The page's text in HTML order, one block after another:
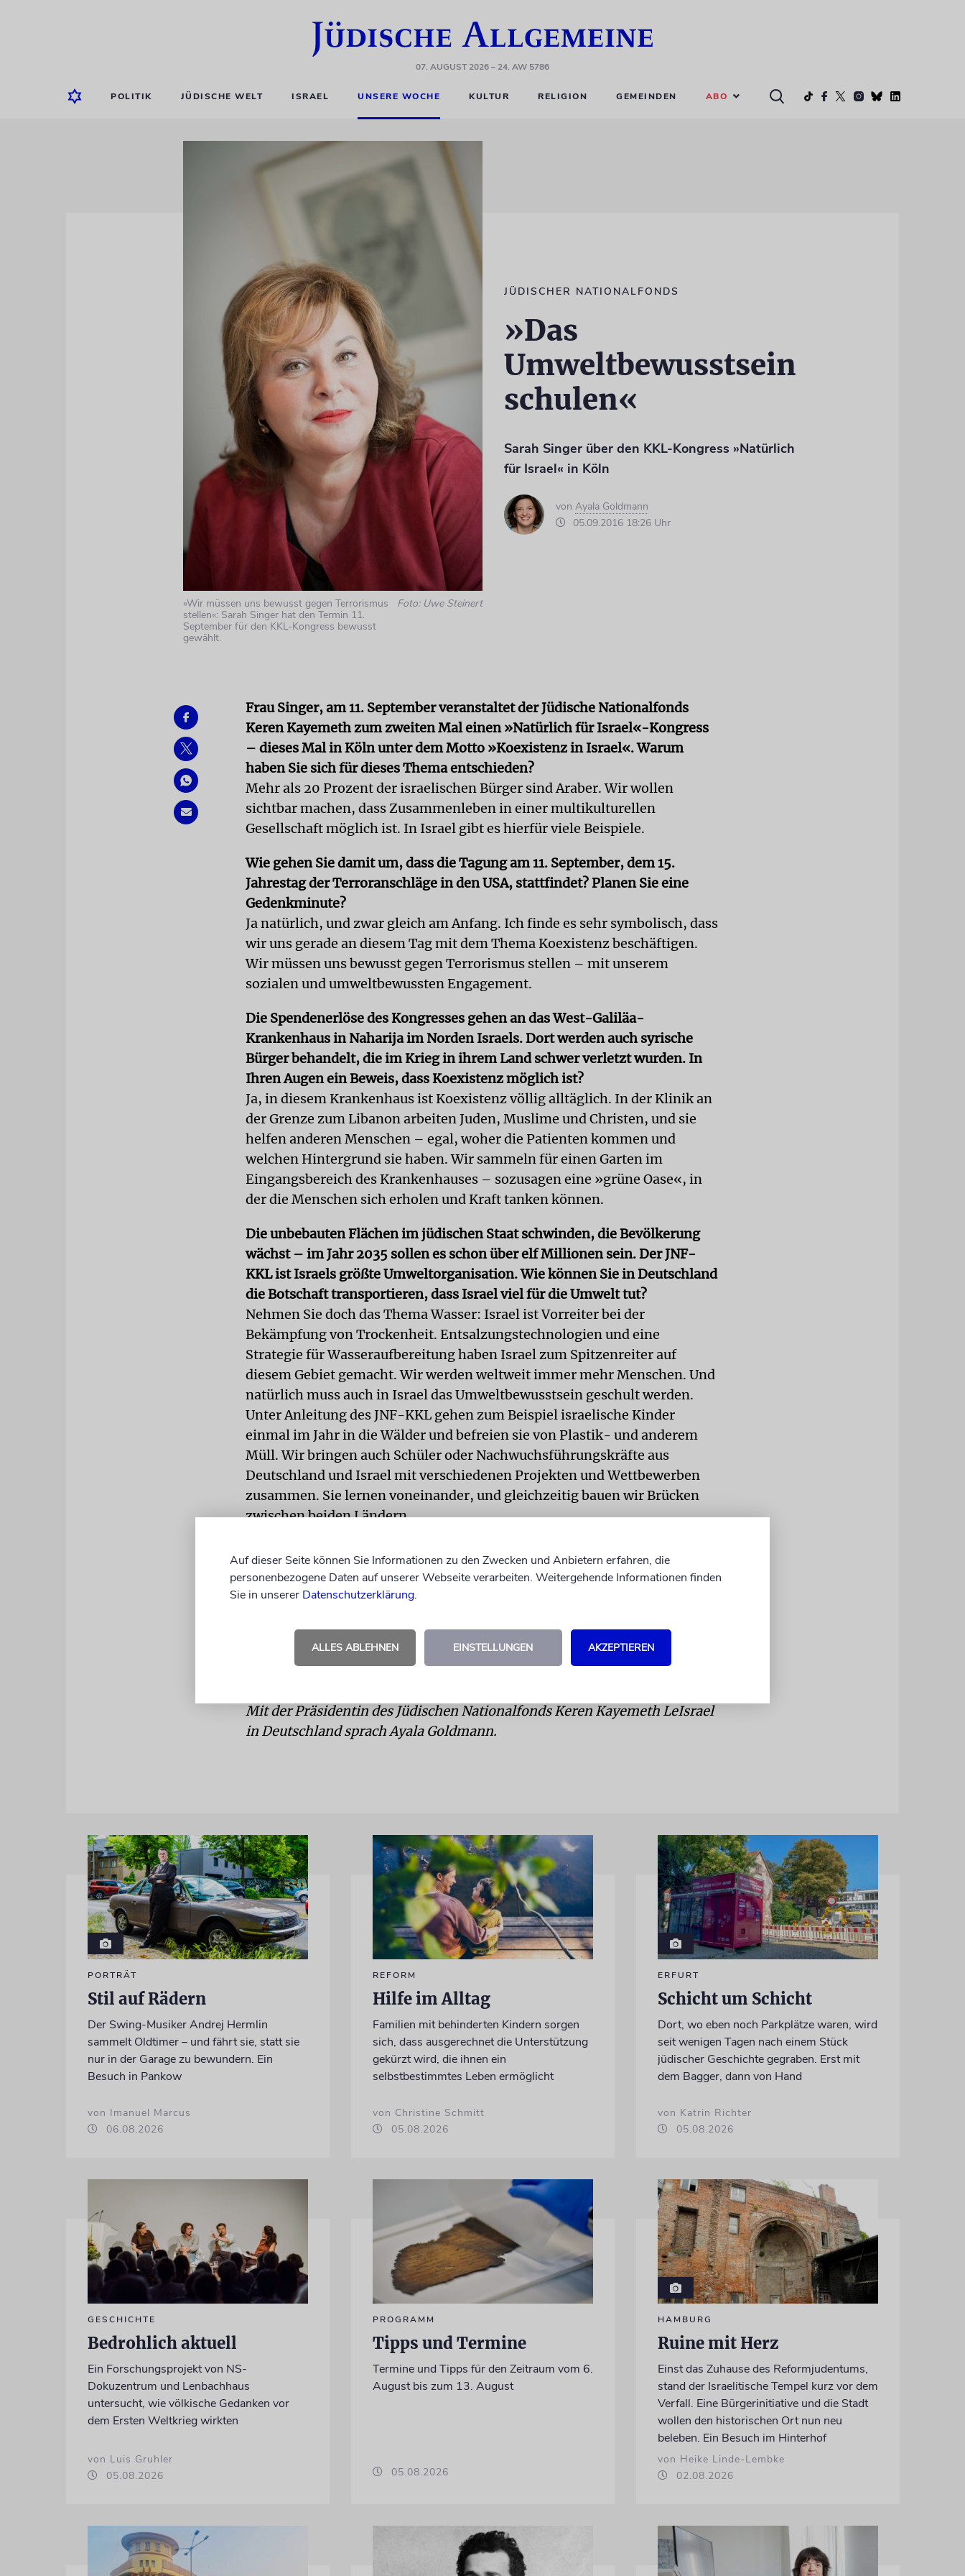
07. AUGUST 2026– 24. AW 5786
POLITIK JÜDISCHE WELT ISRAEL UNSERE WOCHE KULTUR RELIGION GEMEINDEN ABO
»Wir müssen uns bewusst gegen Terrorismus
stellen«: Sarah Singer hat den Termin 11.
September für den KKL-Kongress bewusst
gewählt.
Foto: Uwe Steinert
JÜDISCHER NATIONALFONDS
»Das
Umweltbewusstsein
schulen«
Sarah Singer über den KKL-Kongress »Natürlich
für Israel« in Köln
von Ayala Goldmann
05.09.2016 18:26 Uhr
Frau Singer, am 11. September veranstaltet der Jüdische Nationalfonds
Keren Kayemeth zum zweiten Mal einen »Natürlich für Israel«-Kongress
– dieses Mal in Köln unter dem Motto »Koexistenz in Israel«. Warum
haben Sie sich für dieses Thema entschieden?
Mehr als 20 Prozent der israelischen Bürger sind Araber. Wir wollen
sichtbar machen, dass Zusammenleben in einer multikulturellen
Gesellschaft möglich ist. In Israel gibt es hierfür viele Beispiele.
Wie gehen Sie damit um, dass die Tagung am 11. September, dem 15.
Jahrestag der Terroranschläge in den USA, stattfindet? Planen Sie eine
Gedenkminute?
Ja natürlich, und zwar gleich am Anfang. Ich finde es sehr symbolisch, dass
wir uns gerade an diesem Tag mit dem Thema Koexistenz beschäftigen.
Wir müssen uns bewusst gegen Terrorismus stellen – mit unserem
sozialen und umweltbewussten Engagement.
Die Spendenerlöse des Kongresses gehen an das West-Galiläa-
Krankenhaus in Naharija im Norden Israels. Dort werden auch syrische
Bürger behandelt, die im Krieg in ihrem Land schwer verletzt wurden. In
Ihren Augen ein Beweis, dass Koexistenz möglich ist?
Ja, in diesem Krankenhaus ist Koexistenz völlig alltäglich. In der Klinik an
der Grenze zum Libanon arbeiten Juden, Muslime und Christen, und sie
helfen anderen Menschen – egal, woher die Patienten kommen und
welchen Hintergrund sie haben. Wir sammeln für einen Garten im
Eingangsbereich des Krankenhauses – sozusagen eine »grüne Oase«, in
der die Menschen sich erholen und Kraft tanken können.
Die unbebauten Flächen im jüdischen Staat schwinden, die Bevölkerung
wächst – im Jahr 2035 sollen es schon über elf Millionen sein. Der JNF-
KKL ist Israels größte Umweltorganisation. Wie können Sie in Deutschland
die Botschaft transportieren, dass Israel viel für die Umwelt tut?
Nehmen Sie doch das Thema Wasser: Israel ist Vorreiter bei der
Bekämpfung von Trockenheit. Entsalzungstechnologien und eine
Strategie für Wasseraufbereitung haben Israel zum Spitzenreiter auf
diesem Gebiet gemacht. Wir werden weltweit immer mehr Menschen. Und
natürlich muss auch in Israel das Umweltbewusstsein geschult werden.
Unter Anleitung des JNF-KKL gehen zum Beispiel israelische Kinder
einmal im Jahr in die Wälder und befreien sie von Plastik- und anderem
Müll. Wir bringen auch Schüler oder Nachwuchsführungskräfte aus
Deutschland und Israel mit verschiedenen Projekten und Wettbewerben
zusammen. Sie lernen voneinander, und gleichzeitig bauen wir Brücken
zwischen beiden Ländern.
Apropos Wald und Länder: Was ist Ihr neuestes Projekt im »Wald
deutscher Länder« im nördlichen Negev in Israel?
Mitte September wollen wir den Spatenstich für einen Wald in Erinnerung
hat sich die Junge Union sehr eingesetzt. Aber natürlich gibt es auch den
SPD-Wald, und wir wollen auch die anderen demokratischen Parteien mit
Mit der Präsidentin des Jüdischen Nationalfonds Keren Kayemeth LeIsrael
in Deutschland sprach Ayala Goldmann.
PORTRÄT
Stil auf Rädern
Der Swing-Musiker Andrej Hermlin
sammelt Oldtimer – und fährt sie, statt sie
nur in der Garage zu bewundern. Ein
Besuch in Pankow
von Imanuel Marcus
06.08.2026
REFORM
Hilfe im Alltag
Familien mit behinderten Kindern sorgen
sich, dass ausgerechnet die Unterstützung
gekürzt wird, die ihnen ein
selbstbestimmtes Leben ermöglicht
von Christine Schmitt
05.08.2026
ERFURT
Schicht um Schicht
Dort, wo eben noch Parkplätze waren, wird
seit wenigen Tagen nach einem Stück
jüdischer Geschichte gegraben. Erst mit
dem Bagger, dann von Hand
von Katrin Richter
05.08.2026
GESCHICHTE
Bedrohlich aktuell
Ein Forschungsprojekt von NS-
Dokuzentrum und Lenbachhaus
untersucht, wie völkische Gedanken vor
dem Ersten Weltkrieg wirkten
von Luis Gruhler
05.08.2026
PROGRAMM
Tipps und Termine
Termine und Tipps für den Zeitraum vom 6.
August bis zum 13. August
05.08.2026
HAMBURG
Ruine mit Herz
Einst das Zuhause des Reformjudentums,
stand der Israelitische Tempel kurz vor dem
Verfall. Eine Bürgerinitiative und die Stadt
wollen den historischen Ort nun neu
beleben. Ein Besuch im Hinterhof
von Heike Linde-Lembke
02.08.2026
Auf dieser Seite können Sie Informationen zu den Zwecken und Anbietern erfahren, die
personenbezogene Daten auf unserer Webseite verarbeiten. Weitergehende Informationen finden
Sie in unserer Datenschutzerklärung.
ALLES ABLEHNEN EINSTELLUNGEN AKZEPTIEREN